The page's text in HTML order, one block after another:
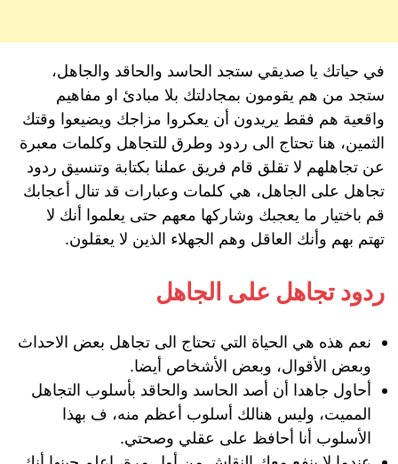
في حياتك يا صديقي ستجد الحاسد والحاقد والجاهل،
ستجد من هم يقومون بمجادلتك بلا مبادئ او مفاهيم
واقعية هم فقط يريدون أن يعكروا مزاجك ويضيعوا وقتك
الثمين، هنا تحتاج الى ردود وطرق للتجاهل وكلمات معبرة
عن تجاهلهم لا تقلق قام فريق عملنا بكتابة وتنسيق ردود
تجاهل على الجاهل، هي كلمات وعبارات قد تنال أعجابك
قم باختيار ما يعجبك وشاركها معهم حتى يعلموا أنك لا
تهتم بهم وأنك العاقل وهم الجهلاء الذين لا يعقلون.
ردود تجاهل على الجاهل
نعم هذه هي الحياة التي تحتاج الى تجاهل بعض الاحداث
وبعض الأقوال، وبعض الأشخاص أيضا.
أحاول جاهدا أن أصد الحاسد والحاقد بأسلوب التجاهل
المميت، وليس هنالك أسلوب أعظم منه، ف بهذا
الأسلوب أنا أحافظ على عقلي وصحتي.